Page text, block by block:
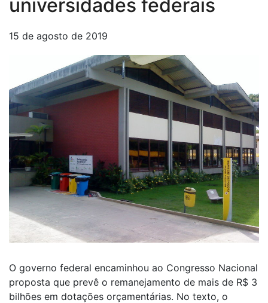
universidades federais
15 de agosto de 2019
O governo federal encaminhou ao Congresso Nacional
proposta que prevê o remanejamento de mais de R$ 3
bilhões em dotações orçamentárias. No texto, o